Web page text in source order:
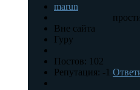
marun
Вне сайта
Гуру
Постов: 102
Репутация: -1